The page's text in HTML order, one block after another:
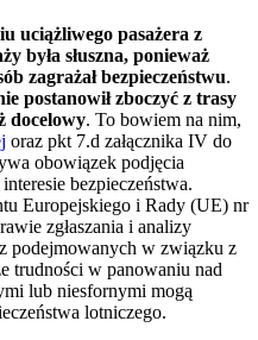
uciążliwego pasażera z
była słuszna, ponieważ
zagrażał bezpieczeństwu.
postanowił zboczyć z trasy
docelowy. To bowiem na nim,
oraz pkt 7.d załącznika IV do
obowiązek podjęcia
bezpieczeństwa.
Europejskiego i Rady (UE) nr
zgłaszania i analizy
podejmowanych w związku z
trudności w panowaniu nad
lub niesfornymi mogą
lotniczego.